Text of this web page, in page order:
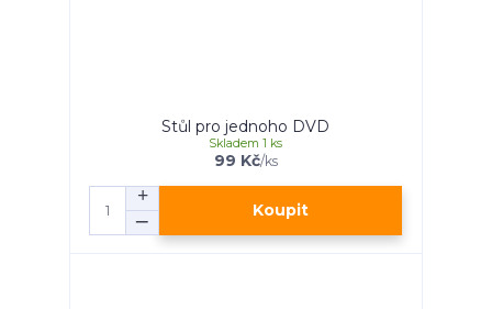
Stůl pro jednoho DVD
99 Kč/ks
Skladem 1 ks
Koupit